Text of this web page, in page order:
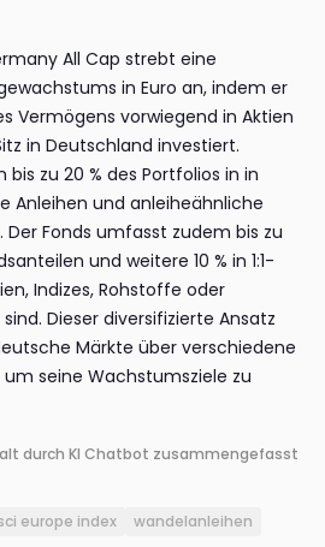
All Cap strebt eine
in Euro an, indem er
Vermögens vorwiegend in Aktien
in Deutschland investiert.
zu 20 % des Portfolios in in
Anleihen und anleiheähnliche
Fonds umfasst zudem bis zu
und weitere 10 % in 1:1-
Indizes, Rohstoffe oder
Dieser diversifizierte Ansatz
Märkte über verschiedene
um seine Wachstumsziele zu
durch KI Chatbot zusammengefasst
europe index wandelanleihen